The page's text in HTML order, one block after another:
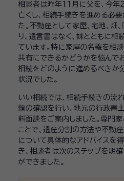
相談者は昨年11月に父を、今年
亡くし、相続手続きを進める必要
た。不動産として家屋、宅地、畑
り、遺言書はなく、妹とともに相
ています。特に家屋の名義を相
共有にできるかどうかを悩んで
相続をどのように進めるべきか
状況でした。
いい相続では、相続手続きの流
類の確認を行い、地元の行政書
料面談をご案内しました。専門
ことで、遺産分割の方法や不動
について具体的なアドバイスを
き、相談者は次のステップを明
ができました。